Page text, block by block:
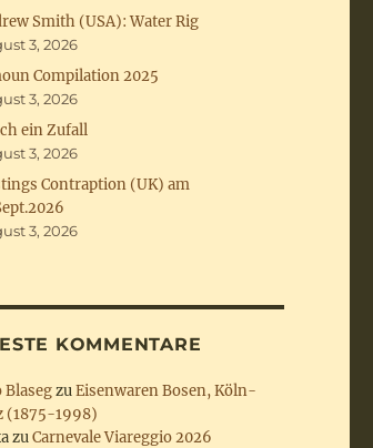
Smith (USA): Water Rig
3, 2026
Compilation 2025
3, 2026
ein Zufall
3, 2026
Contraption (UK) am
3, 2026
KOMMENTARE
BlasegzuEisenwaren Bosen, Köln-
(1875-1998)
zuCarnevale Viareggio 2026